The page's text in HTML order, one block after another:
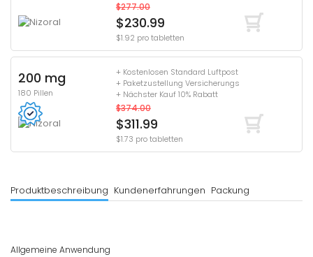
$277.00
$230.99
$1.92 pro tabletten
200 mg
180 Pillen
+ Kostenlosen Standard Luftpost
+ Paketzustellung Versicherungs
+ Nächster Kauf 10% Rabatt
$374.00
$311.99
$1.73 pro tabletten
Produktbeschreibung Kundenerfahrungen Packung
Allgemeine Anwendung